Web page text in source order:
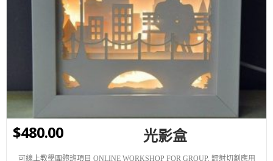
WISHLIST
$480.00 光影盒
可線上教學團體班項目 ONLINE WORKSHOP FOR GROUP, 鐳射切割應用